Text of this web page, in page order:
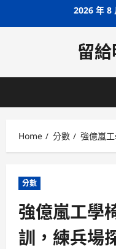
2026 年 8
留
Home 分數 強億嵐
分數
強億嵐工學
訓，練兵場